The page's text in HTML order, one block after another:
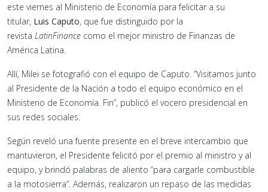
este viernes al Ministerio de Economía para felicitar a su
titular, Luis Caputo, que fue distinguido por la
revista LatinFinance como el mejor ministro de Finanzas de
América Latina.
Allí, Milei se fotografió con el equipo de Caputo. “Visitamos junto
al Presidente de la Nación a todo el equipo económico en el
Ministerio de Economía. Fin”, publicó el vocero presidencial en
sus redes sociales.
Según reveló una fuente presente en el breve intercambio que
mantuvieron, el Presidente felicitó por el premio al ministro y al
equipo, y brindó palabras de aliento “para cargarle combustible
a la motosierra”. Además, realizaron un repaso de las medidas